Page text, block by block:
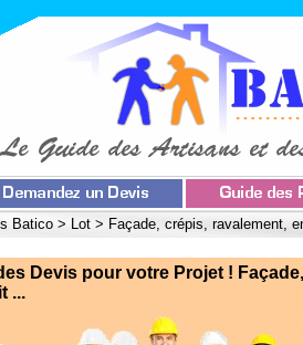
Batico > Lot > Façade, crépis, ravalement,
Devis pour votre Projet ! Façade,
...